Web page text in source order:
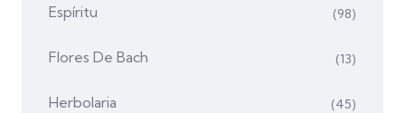
Espíritu (98)
Flores De Bach (13)
Herbolaria (45)